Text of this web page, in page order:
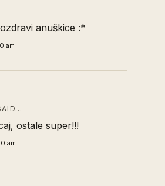
anuškice :*
am
ostale super!!!
am